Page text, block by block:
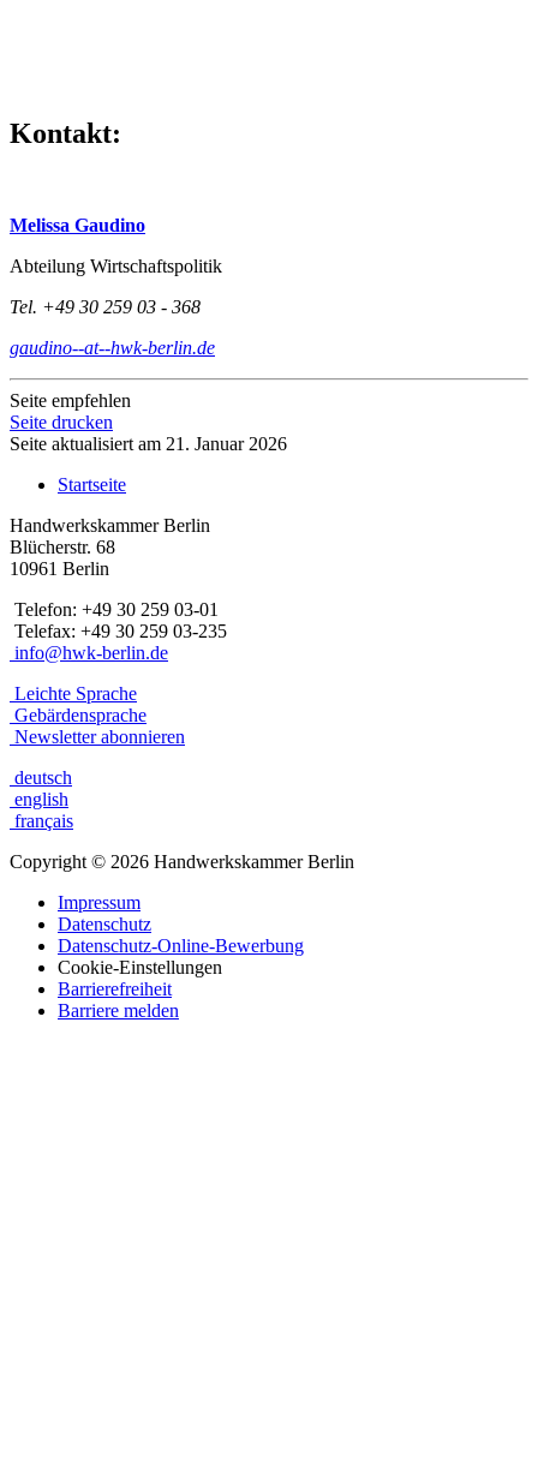
Kontakt:
Melissa Gaudino
Abteilung Wirtschaftspolitik
Tel. +49 30 259 03 - 368
gaudino--at--hwk-berlin.de
Seite empfehlen
Seite drucken
Seite aktualisiert am 21. Januar 2026
Startseite
Handwerkskammer Berlin
Blücherstr. 68
10961 Berlin
Telefon: +49 30 259 03-01
Telefax: +49 30 259 03-235
info@hwk-berlin.de
Leichte Sprache
Gebärdensprache
Newsletter abonnieren
deutsch
english
français
Copyright © 2026 Handwerkskammer Berlin
Impressum
Datenschutz
Datenschutz-Online-Bewerbung
Cookie-Einstellungen
Barrierefreiheit
Barriere melden